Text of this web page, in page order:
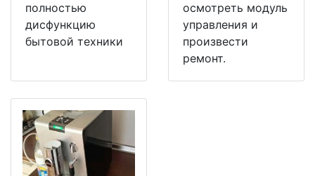
полностью
дисфункцию
бытовой техники
осмотреть модуль
управления и
произвести
ремонт.